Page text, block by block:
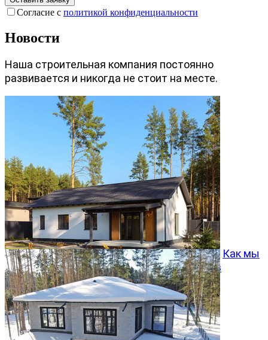
Согласие с политикой конфиденциальности
Новости
Наша строительная компания постоянно
развивается и никогда не стоит на месте.
Как мы
превращаем типовой проект Хвойный 96 в
особенный дом
05.08.2026